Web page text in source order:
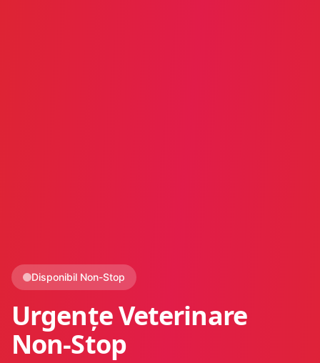
Disponibil Non-Stop
Urgențe Veterinare
Non-Stop